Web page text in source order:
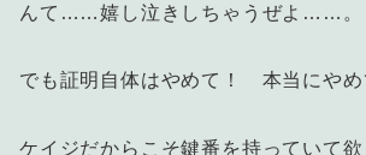
んて……嬉し泣きしちゃうぜよ……。
でも証明自体はやめて！ 本当にやめ
ケイジだからこそ鍵番を持っていて